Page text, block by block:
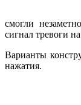
смогли
сигнал тревоги
Варианты
нажатия.